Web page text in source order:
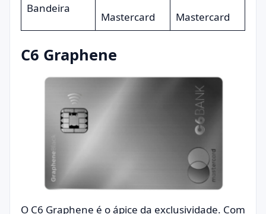
Bandeira
Mastercard Mastercard
C6 Graphene
O C6 Graphene é o ápice da exclusividade. Com